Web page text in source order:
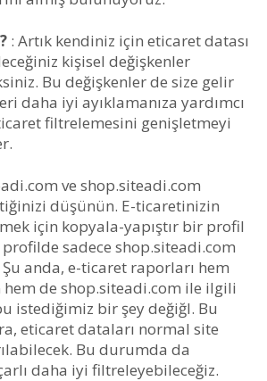
: Artık kendiniz için eticaret datası
kişisel değişkenler
Bu değişkenler de size gelir
daha iyi ayıklamanıza yardımcı
filtrelemesini genişletmeyi
ve shop.siteadi.com
düşünün. E-ticaretinizin
için kopyala-yapıştır bir profil
sadece shop.siteadi.com
anda, e-ticaret raporları hem
de shop.siteadi.com ile ilgili
istediğimiz bir şey değiğl. Bu
eticaret dataları normal site
Bu durumda da
daha iyi filtreleyebileceğiz.